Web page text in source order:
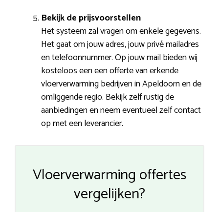
Bekijk de prijsvoorstellen
Het systeem zal vragen om enkele gegevens.
Het gaat om jouw adres, jouw privé mailadres
en telefoonnummer. Op jouw mail bieden wij
kosteloos een een offerte van erkende
vloerverwarming bedrijven in Apeldoorn en de
omliggende regio. Bekijk zelf rustig de
aanbiedingen en neem eventueel zelf contact
op met een leverancier.
Vloerverwarming offertes
vergelijken?